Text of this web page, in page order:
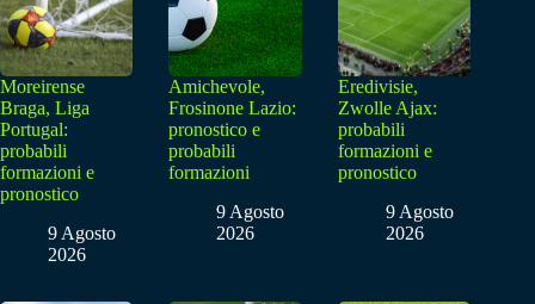
Moreirense
Braga, Liga
Portugal:
probabili
formazioni e
pronostico
9 Agosto
2026
Amichevole,
Frosinone Lazio:
pronostico e
probabili
formazioni
9 Agosto
2026
Eredivisie,
Zwolle Ajax:
probabili
formazioni e
pronostico
9 Agosto
2026